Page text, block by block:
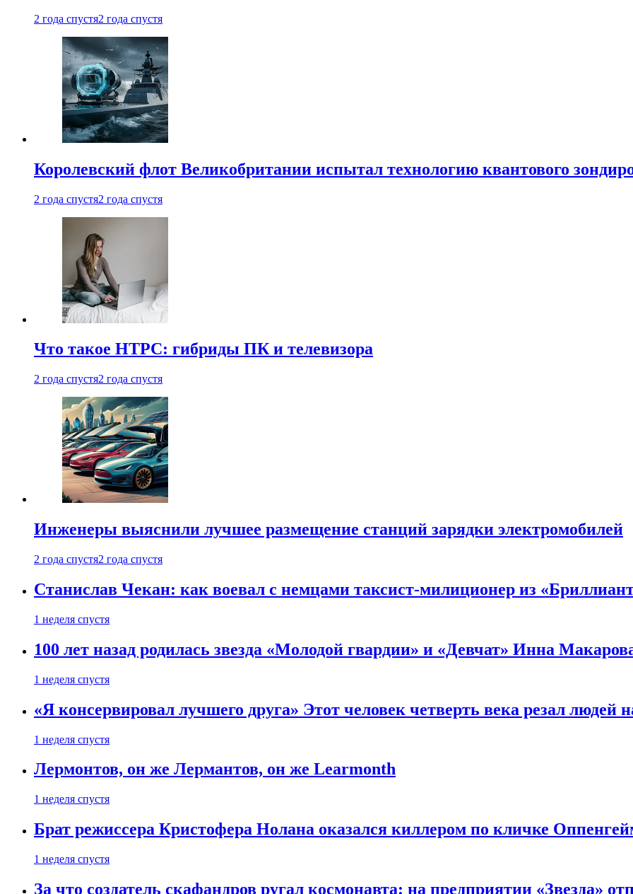
2 года спустя2 года спустя
Королевский флот Великобритании испытал технологию квантового
2 года спустя2 года спустя
Что такое HTPC: гибриды ПК и телевизора
2 года спустя2 года спустя
Инженеры выяснили лучшее размещение станций зарядки электромобилей
2 года спустя2 года спустя
Станислав Чекан: как воевал с немцами таксист-милиционер из
1 неделя спустя
100 лет назад родилась звезда «Молодой гвардии» и «Девчат» Инна
1 неделя спустя
«Я консервировал лучшего друга» Этот человек четверть века резал людей
1 неделя спустя
Лермонтов, он же Лермантов, он же Learmonth
1 неделя спустя
Брат режиссера Кристофера Нолана оказался киллером по кличке
1 неделя спустя
За что создатель скафандров ругал космонавта: на предприятии «Звезда»